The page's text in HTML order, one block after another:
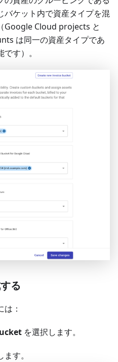
バケット内で資産タイプを混
Google Cloud projects と
は同一の資産タイプであ
す）。
る
：
を選択します。
す。